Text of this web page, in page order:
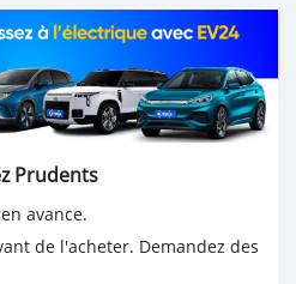
Prudents
avance.
de l'acheter. Demandez des